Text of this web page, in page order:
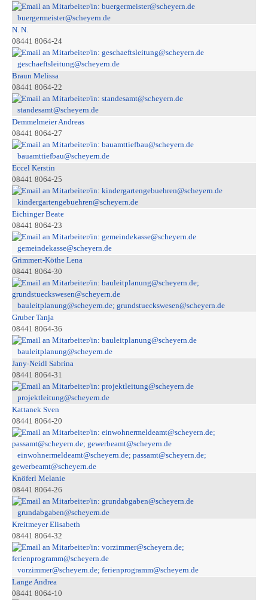
buergermeister@scheyern.de
N. N.
08441 8064-24
geschaeftsleitung@scheyern.de
Braun Melissa
08441 8064-22
standesamt@scheyern.de
Demmelmeier Andreas
08441 8064-27
bauamttiefbau@scheyern.de
Eccel Kerstin
08441 8064-25
kindergartengebuehren@scheyern.de
Eichinger Beate
08441 8064-23
gemeindekasse@scheyern.de
Grimmert-Köthe Lena
08441 8064-30
bauleitplanung@scheyern.de; grundstueckswesen@scheyern.de
Gruber Tanja
08441 8064-36
bauleitplanung@scheyern.de
Jany-Neidl Sabrina
08441 8064-31
projektleitung@scheyern.de
Kattanek Sven
08441 8064-20
einwohnermeldeamt@scheyern.de; passamt@scheyern.de;
gewerbeamt@scheyern.de
Knöferl Melanie
08441 8064-26
grundabgaben@scheyern.de
Kreitmeyer Elisabeth
08441 8064-32
vorzimmer@scheyern.de; ferienprogramm@scheyern.de
Lange Andrea
08441 8064-10